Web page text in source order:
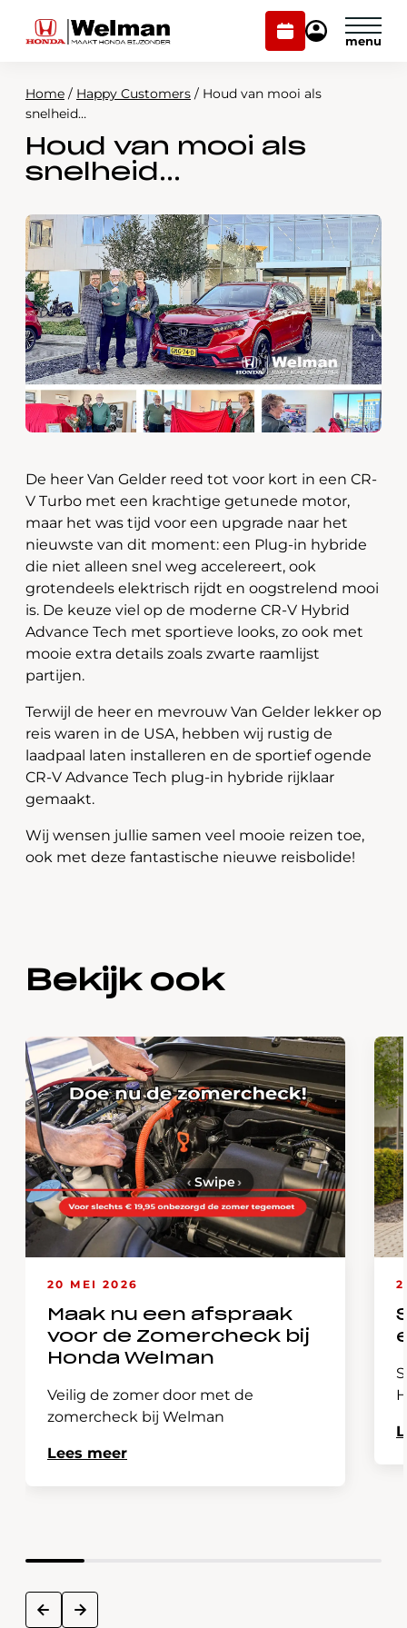
Plan
onderhoud
Mijn
Modellen
Voorraad
Over ons
Webshop
Contact
Plan onderhoud
Home / Happy Customers / Houd van mooi als
snelheid…
Houd van mooi als
snelheid…
De heer Van Gelder reed tot voor kort in een CR-
V Turbo met een krachtige getunede motor,
maar het was tijd voor een upgrade naar het
nieuwste van dit moment: een Plug-in hybride
die niet alleen snel weg accelereert, ook
grotendeels elektrisch rijdt en oogstrelend mooi
is. De keuze viel op de moderne CR-V Hybrid
Advance Tech met sportieve looks, zo ook met
mooie extra details zoals zwarte raamlijst
partijen.
Terwijl de heer en mevrouw Van Gelder lekker op
reis waren in de USA, hebben wij rustig de
laadpaal laten installeren en de sportief ogende
CR-V Advance Tech plug-in hybride rijklaar
gemaakt.
Wij wensen jullie samen veel mooie reizen toe,
ook met deze fantastische nieuwe reisbolide!
Bekijk ook
20 MEI 2026
Maak nu een afspraak
voor de Zomercheck bij
Honda Welman
Veilig de zomer door met de
zomercheck bij Welman
Lees meer
prev next
‹ Swipe›